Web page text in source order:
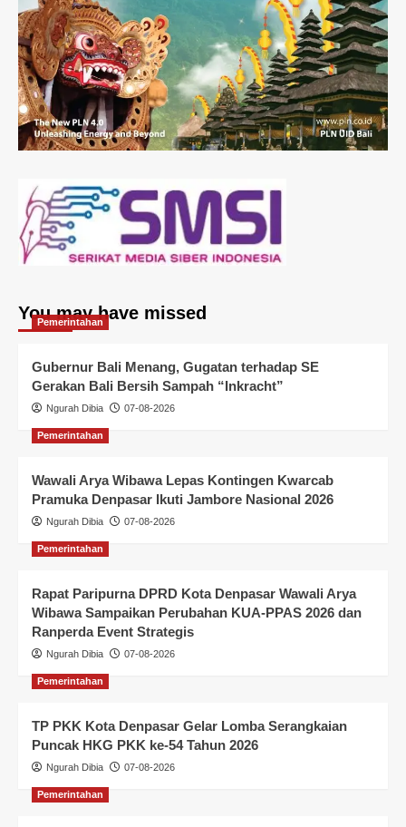
You may have missed
Pemerintahan
Gubernur Bali Menang, Gugatan terhadap SE
Gerakan Bali Bersih Sampah “Inkracht”
Ngurah Dibia 07-08-2026
Pemerintahan
Wawali Arya Wibawa Lepas Kontingen Kwarcab
Pramuka Denpasar Ikuti Jambore Nasional 2026
Ngurah Dibia 07-08-2026
Pemerintahan
Rapat Paripurna DPRD Kota Denpasar Wawali Arya
Wibawa Sampaikan Perubahan KUA-PPAS 2026 dan
Ranperda Event Strategis
Ngurah Dibia 07-08-2026
Pemerintahan
TP PKK Kota Denpasar Gelar Lomba Serangkaian
Puncak HKG PKK ke-54 Tahun 2026
Ngurah Dibia 07-08-2026
Pemerintahan